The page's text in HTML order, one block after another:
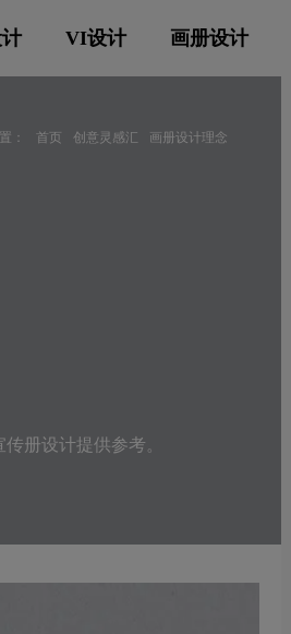
VI设计 画册设计
： 首页 创意灵感汇
画册设计理念
册设计提供参考。